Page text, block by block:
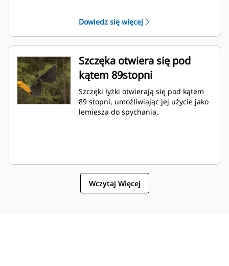
Dowiedz się więcej
Szczęka otwiera się pod
kątem 89stopni
Szczęki łyżki otwierają się pod kątem
89 stopni, umożliwiając jej użycie jako
lemiesza do spychania.
Wczytaj Więcej